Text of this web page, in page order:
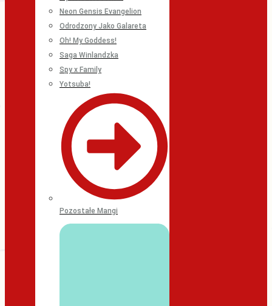
Neon Gensis Evangelion
Odrodzony Jako Galareta
Oh! My Goddess!
Saga Winlandzka
Spy x Family
Yotsuba!
Pozostałe Mangi